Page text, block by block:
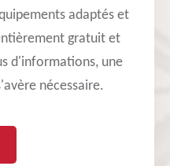
adaptés et
gratuit et
d'informations, une
nécessaire.